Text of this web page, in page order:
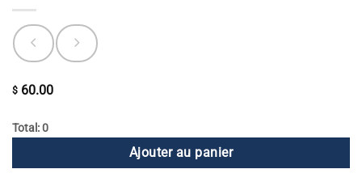
$ 60.00
Total: 0
Ajouter au panier